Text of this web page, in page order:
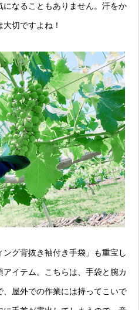
なることもありません。汗をか
切ですよね！
ング背抜き袖付き手袋 」も重宝し
イテム。こちらは、手袋と腕カ
屋外での作業には持ってこいで